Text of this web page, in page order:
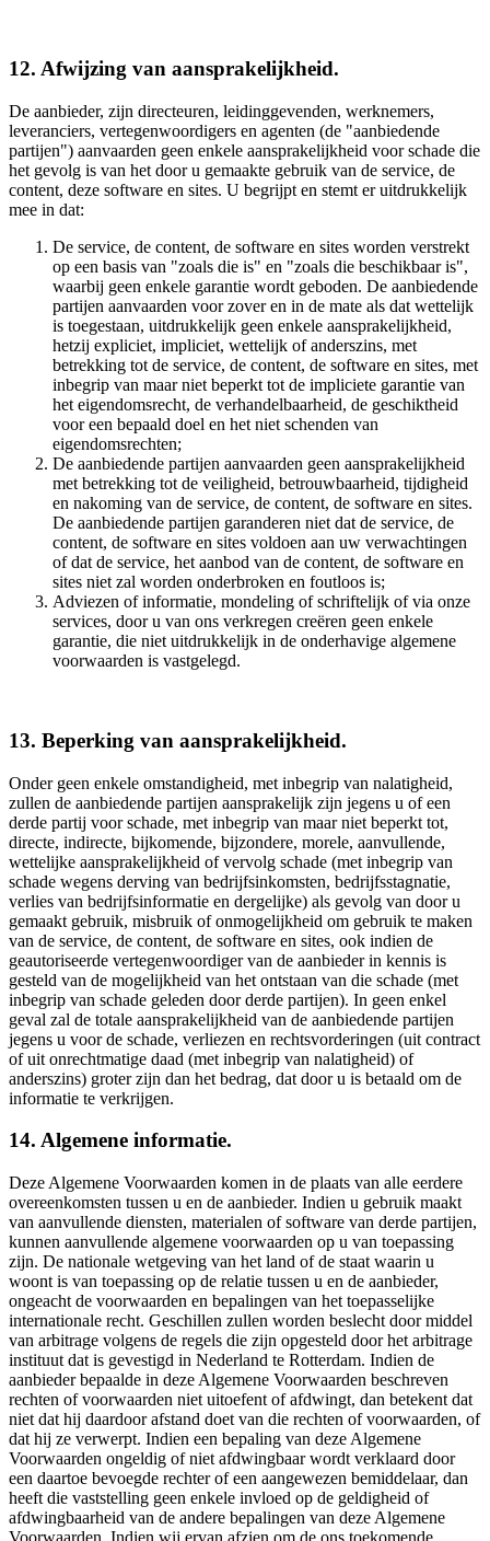
12. Afwijzing van aansprakelijkheid.
De aanbieder, zijn directeuren, leidinggevenden, werknemers,
leveranciers, vertegenwoordigers en agenten (de "aanbiedende
partijen") aanvaarden geen enkele aansprakelijkheid voor schade die
het gevolg is van het door u gemaakte gebruik van de service, de
content, deze software en sites. U begrijpt en stemt er uitdrukkelijk
mee in dat:
De service, de content, de software en sites worden verstrekt
op een basis van "zoals die is" en "zoals die beschikbaar is",
waarbij geen enkele garantie wordt geboden. De aanbiedende
partijen aanvaarden voor zover en in de mate als dat wettelijk
is toegestaan, uitdrukkelijk geen enkele aansprakelijkheid,
hetzij expliciet, impliciet, wettelijk of anderszins, met
betrekking tot de service, de content, de software en sites, met
inbegrip van maar niet beperkt tot de impliciete garantie van
het eigendomsrecht, de verhandelbaarheid, de geschiktheid
voor een bepaald doel en het niet schenden van
eigendomsrechten;
De aanbiedende partijen aanvaarden geen aansprakelijkheid
met betrekking tot de veiligheid, betrouwbaarheid, tijdigheid
en nakoming van de service, de content, de software en sites.
De aanbiedende partijen garanderen niet dat de service, de
content, de software en sites voldoen aan uw verwachtingen
of dat de service, het aanbod van de content, de software en
sites niet zal worden onderbroken en foutloos is;
Adviezen of informatie, mondeling of schriftelijk of via onze
services, door u van ons verkregen creëren geen enkele
garantie, die niet uitdrukkelijk in de onderhavige algemene
voorwaarden is vastgelegd.
13. Beperking van aansprakelijkheid.
Onder geen enkele omstandigheid, met inbegrip van nalatigheid,
zullen de aanbiedende partijen aansprakelijk zijn jegens u of een
derde partij voor schade, met inbegrip van maar niet beperkt tot,
directe, indirecte, bijkomende, bijzondere, morele, aanvullende,
wettelijke aansprakelijkheid of vervolg schade (met inbegrip van
schade wegens derving van bedrijfsinkomsten, bedrijfsstagnatie,
verlies van bedrijfsinformatie en dergelijke) als gevolg van door u
gemaakt gebruik, misbruik of onmogelijkheid om gebruik te maken
van de service, de content, de software en sites, ook indien de
geautoriseerde vertegenwoordiger van de aanbieder in kennis is
gesteld van de mogelijkheid van het ontstaan van die schade (met
inbegrip van schade geleden door derde partijen). In geen enkel
geval zal de totale aansprakelijkheid van de aanbiedende partijen
jegens u voor de schade, verliezen en rechtsvorderingen (uit contract
of uit onrechtmatige daad (met inbegrip van nalatigheid) of
anderszins) groter zijn dan het bedrag, dat door u is betaald om de
informatie te verkrijgen.
14. Algemene informatie.
Deze Algemene Voorwaarden komen in de plaats van alle eerdere
overeenkomsten tussen u en de aanbieder. Indien u gebruik maakt
van aanvullende diensten, materialen of software van derde partijen,
kunnen aanvullende algemene voorwaarden op u van toepassing
zijn. De nationale wetgeving van het land of de staat waarin u
woont is van toepassing op de relatie tussen u en de aanbieder,
ongeacht de voorwaarden en bepalingen van het toepasselijke
internationale recht. Geschillen zullen worden beslecht door middel
van arbitrage volgens de regels die zijn opgesteld door het arbitrage
instituut dat is gevestigd in Nederland te Rotterdam. Indien de
aanbieder bepaalde in deze Algemene Voorwaarden beschreven
rechten of voorwaarden niet uitoefent of afdwingt, dan betekent dat
niet dat hij daardoor afstand doet van die rechten of voorwaarden, of
dat hij ze verwerpt. Indien een bepaling van deze Algemene
Voorwaarden ongeldig of niet afdwingbaar wordt verklaard door
een daartoe bevoegde rechter of een aangewezen bemiddelaar, dan
heeft die vaststelling geen enkele invloed op de geldigheid of
afdwingbaarheid van de andere bepalingen van deze Algemene
Voorwaarden. Indien wij ervan afzien om de ons toekomende